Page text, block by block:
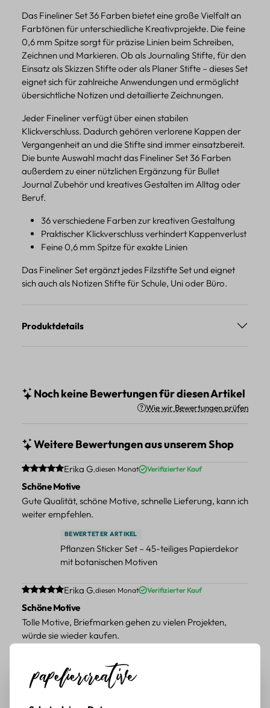
Das Fineliner Set 36 Farben bietet eine große Vielfalt an
Farbtönen für unterschiedliche Kreativprojekte. Die feine
0,6 mm Spitze sorgt für präzise Linien beim Schreiben,
Zeichnen und Markieren. Ob als Journaling Stifte, für den
Einsatz als Skizzen Stifte oder als Planer Stifte – dieses Set
eignet sich für zahlreiche Anwendungen und ermöglicht
übersichtliche Notizen und detaillierte Zeichnungen.
Jeder Fineliner verfügt über einen stabilen
Klickverschluss. Dadurch gehören verlorene Kappen der
Vergangenheit an und die Stifte sind immer einsatzbereit.
Die bunte Auswahl macht das Fineliner Set 36 Farben
außerdem zu einer nützlichen Ergänzung für Bullet
Journal Zubehör und kreatives Gestalten im Alltag oder
Beruf.
36 verschiedene Farben zur kreativen Gestaltung
Praktischer Klickverschluss verhindert Kappenverlust
Feine 0,6 mm Spitze für exakte Linien
Das Fineliner Set ergänzt jedes Filzstifte Set und eignet
sich auch als Notizen Stifte für Schule, Uni oder Büro.
Produktdetails
Noch keine Bewertungen für diesen Artikel
Wie wir Bewertungen prüfen
Weitere Bewertungen aus unserem Shop
Durchschnittliche Bewertung von 5 von 5 Sternen
Erika G.diesen Monat Verifizierter Kauf
Schöne Motive
Gute Qualität, schöne Motive, schnelle Lieferung, kann ich
weiter empfehlen.
BEWERTETER ARTIKEL
Pflanzen Sticker Set – 45-teiliges Papierdekor
mit botanischen Motiven
Durchschnittliche Bewertung von 5 von 5 Sternen
Erika G.diesen Monat Verifizierter Kauf
Schöne Motive
Tolle Motive, Briefmarken gehen zu vielen Projekten,
würde sie wieder kaufen.
Retro Briefmarken Sticker Set – 45 Papier-
Sticker mit Wald- und Tiermotiven